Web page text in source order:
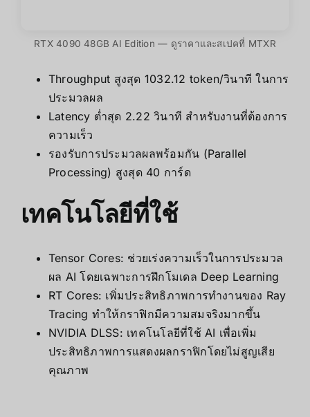
RTX 4090 48GB AI Edition — ดูราคาและสเปคที่ MTXR
Throughput สูงสุด 1032.12 token/วินาที ในการ
ประมวลผล
Latency ต่ำสุด 2.22 วินาที สำหรับงานที่ต้องการ
ความเร็ว
รองรับการประมวลผลพร้อมกัน (Parallel
Processing) สูงสุด 40 การ์ด
เทคโนโลยีที่ใช้
Tensor Cores: ช่วยเร่งความเร็วในการประมวล
ผล AI โดยเฉพาะการฝึกโมเดล Deep Learning
RT Cores: เพิ่มประสิทธิภาพการทำงานของ Ray
Tracing ทำให้กราฟิกมีความสมจริงมากขึ้น
NVIDIA DLSS: เทคโนโลยีที่ใช้ AI เพื่อเพิ่ม
ประสิทธิภาพการแสดงผลกราฟิกโดยไม่สูญเสีย
คุณภาพ